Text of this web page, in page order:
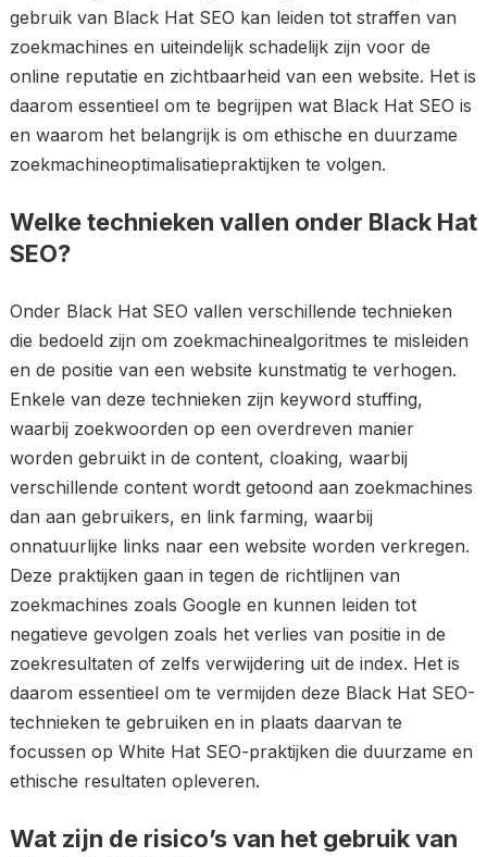
gebruik van Black Hat SEO kan leiden tot straffen van
zoekmachines en uiteindelijk schadelijk zijn voor de
online reputatie en zichtbaarheid van een website. Het is
daarom essentieel om te begrijpen wat Black Hat SEO is
en waarom het belangrijk is om ethische en duurzame
zoekmachineoptimalisatiepraktijken te volgen.
Welke technieken vallen onder Black Hat
SEO?
Onder Black Hat SEO vallen verschillende technieken
die bedoeld zijn om zoekmachinealgoritmes te misleiden
en de positie van een website kunstmatig te verhogen.
Enkele van deze technieken zijn keyword stuffing,
waarbij zoekwoorden op een overdreven manier
worden gebruikt in de content, cloaking, waarbij
verschillende content wordt getoond aan zoekmachines
dan aan gebruikers, en link farming, waarbij
onnatuurlijke links naar een website worden verkregen.
Deze praktijken gaan in tegen de richtlijnen van
zoekmachines zoals Google en kunnen leiden tot
negatieve gevolgen zoals het verlies van positie in de
zoekresultaten of zelfs verwijdering uit de index. Het is
daarom essentieel om te vermijden deze Black Hat SEO-
technieken te gebruiken en in plaats daarvan te
focussen op White Hat SEO-praktijken die duurzame en
ethische resultaten opleveren.
Wat zijn de risico’s van het gebruik van